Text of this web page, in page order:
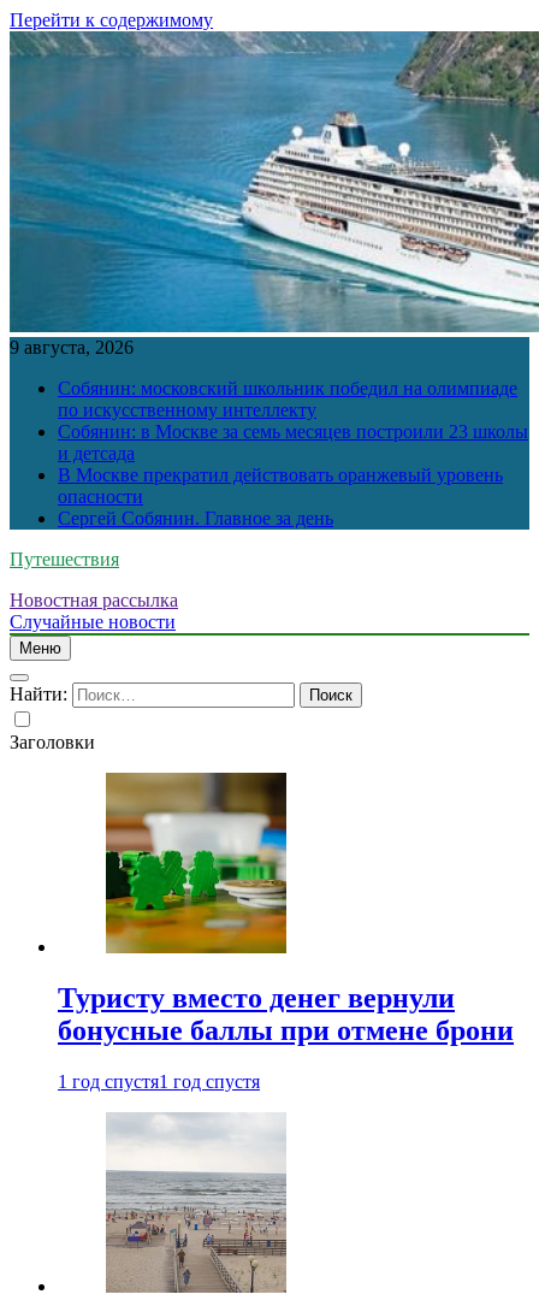
Перейти к содержимому
9 августа, 2026
Собянин: московский школьник победил на олимпиаде
по искусственному интеллекту
Собянин: в Москве за семь месяцев построили 23 школы
и детсада
В Москве прекратил действовать оранжевый уровень
опасности
Сергей Собянин. Главное за день
Путешествия
Новостная рассылка
Случайные новости
Меню
Найти:
Заголовки
Туристу вместо денег вернули
бонусные баллы при отмене брони
1 год спустя1 год спустя